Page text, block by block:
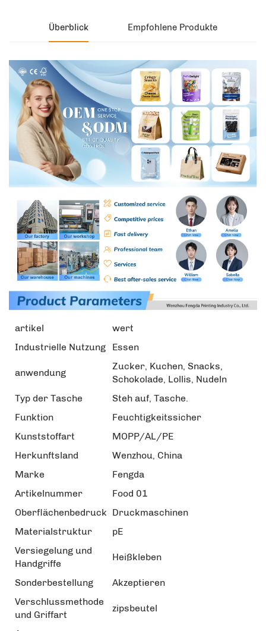
Überblick Empfohlene Produkte
artikel
wert
Industrielle Nutzung
Essen
anwendung
Zucker, Kuchen, Snacks,
Schokolade, Lollis, Nudeln
Typ der Tasche
Steh auf, Tasche.
Funktion
Feuchtigkeitssicher
Kunststoffart
MOPP/AL/PE
Herkunftsland
Wenzhou, China
Marke
Fengda
Artikelnummer
Food 01
Oberflächenbedruck Druckmaschinen
Materialstruktur
pE
Versiegelung und
Handgriffe
Heißkleben
Sonderbestellung
Akzeptieren
Verschlussmethode
und Griffart
zipsbeutel